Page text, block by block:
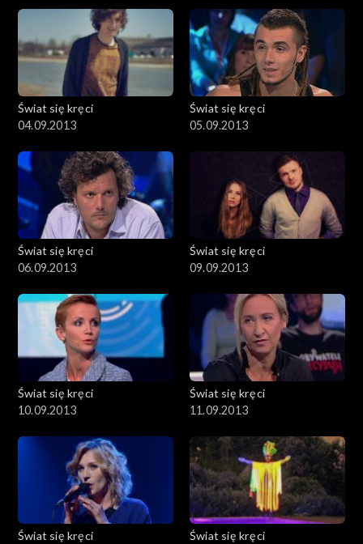
Świat się kręci
04.09.2013
Świat się kręci
05.09.2013
Świat się kręci
06.09.2013
Świat się kręci
09.09.2013
Świat się kręci
10.09.2013
Świat się kręci
11.09.2013
Świat się kręci
Świat się kręci